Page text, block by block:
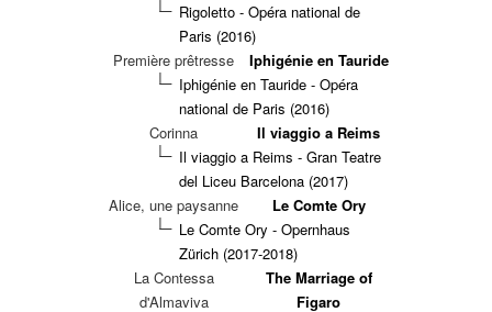
Rigoletto - Opéra national de
Paris (2016)
Première prêtresse
Iphigénie en Tauride
Iphigénie en Tauride - Opéra
national de Paris (2016)
Corinna
Il viaggio a Reims
Il viaggio a Reims - Gran Teatre
del Liceu Barcelona (2017)
Alice, une paysanne
Le Comte Ory
Le Comte Ory - Opernhaus
Zürich (2017-2018)
La Contessa
d'Almaviva
The Marriage of
Figaro